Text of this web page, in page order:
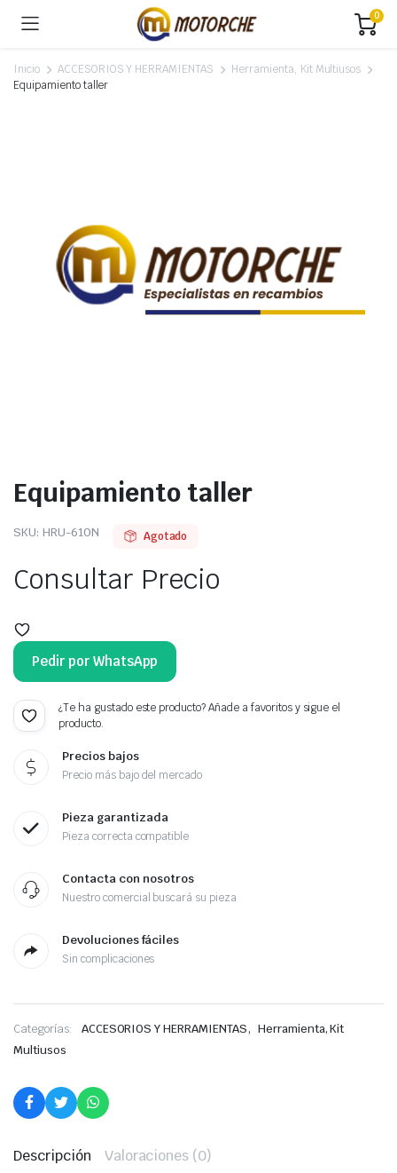
0
Inicio ACCESORIOS Y HERRAMIENTAS
Herramienta, Kit Multiusos
Equipamiento taller
Equipamiento taller
SKU: HRU-610N Agotado
Consultar Precio
Pedir por WhatsApp
¿Te ha gustado este producto? Añade a favoritos y sigue el
producto.
Precios bajos
Precio más bajo del mercado
Pieza garantizada
Pieza correcta compatible
Contacta con nosotros
Nuestro comercial buscará su pieza
Devoluciones fáciles
Sin complicaciones
Categorías: ACCESORIOS Y HERRAMIENTAS, Herramienta, Kit
Multiusos
Descripción Valoraciones (0)